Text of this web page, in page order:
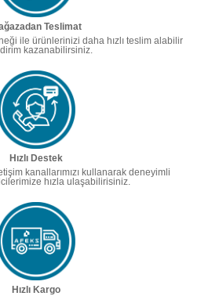
Teslimat
ile ürünlerinizi daha hızlı teslim alabilir
kazanabilirsiniz.
Hızlı Destek
kanallarımızı kullanarak deneyimli
hızla ulaşabilirisiniz.
Hızlı Kargo